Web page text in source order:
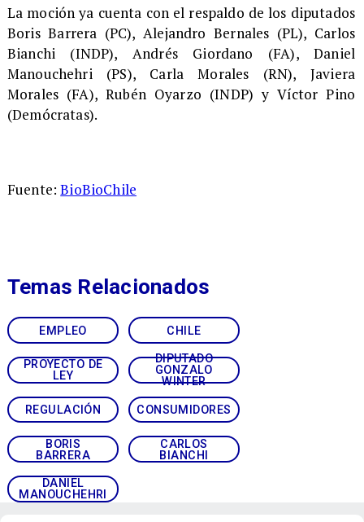
La moción ya cuenta con el respaldo de los diputados
Boris Barrera (PC), Alejandro Bernales (PL), Carlos
Bianchi (INDP), Andrés Giordano (FA), Daniel
Manouchehri (PS), Carla Morales (RN), Javiera
Morales (FA), Rubén Oyarzo (INDP) y Víctor Pino
(Demócratas).
Fuente:BioBioChile
EMPLEO CHILE
PROYECTO DE
LEY
DIPUTADO
GONZALO
WINTER
REGULACIÓN CONSUMIDORES
BORIS
BARRERA
CARLOS
BIANCHI
DANIEL
MANOUCHEHRI
Temas Relacionados